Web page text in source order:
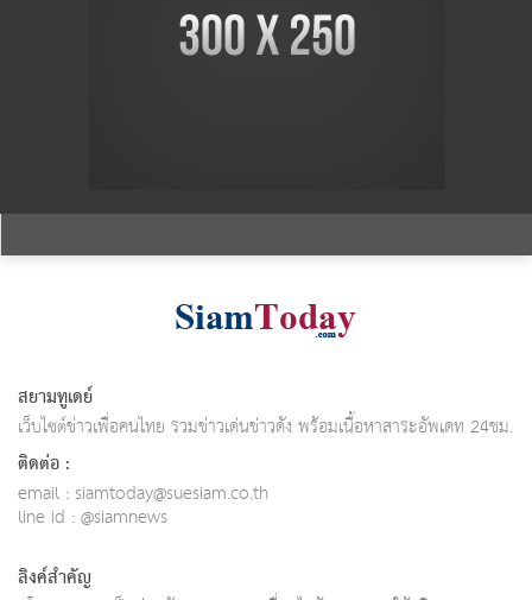
สยามทูเดย์
เว็บไซต์ข่าวเพื่อคนไทย รวมข่าวเด่นข่าวดัง พร้อมเนื้อหาสาระอัพเดท 24ชม.
ติดต่อ :
email : siamtoday@suesiam.co.th
line id : @siamnews
ลิงค์สำคัญ